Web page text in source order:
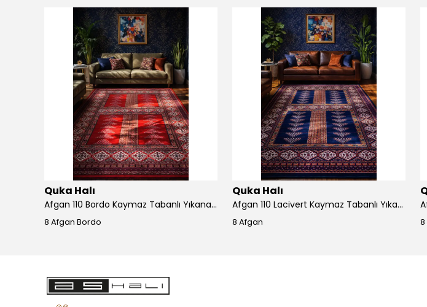
Quka Halı
Afgan 110 Bordo Kaymaz Tabanlı Yıkanabilir Afgan Halısı
8 Afgan Bordo
Quka Halı
Afgan 110 Lacivert Kaymaz Tabanlı Yıkanabilir Afgan Halısı
8 Afgan